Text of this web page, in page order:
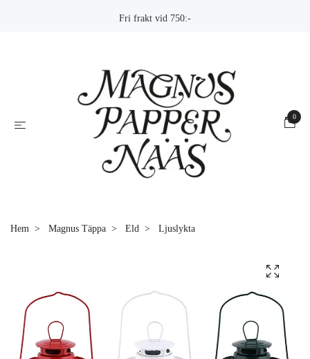
Fri frakt vid 750:-
0
Hem Magnus Täppa Eld Ljuslykta